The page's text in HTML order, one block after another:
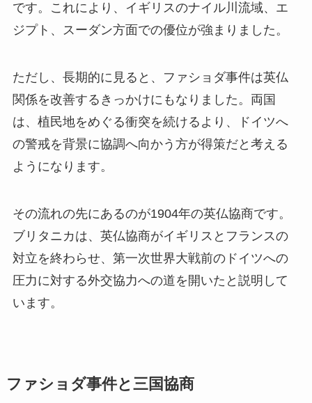
です。これにより、イギリスのナイル川流域、エ
ジプト、スーダン方面での優位が強まりました。
ただし、長期的に見ると、ファショダ事件は英仏
関係を改善するきっかけにもなりました。両国
は、植民地をめぐる衝突を続けるより、ドイツへ
の警戒を背景に協調へ向かう方が得策だと考える
ようになります。
その流れの先にあるのが1904年の英仏協商です。
ブリタニカは、英仏協商がイギリスとフランスの
対立を終わらせ、第一次世界大戦前のドイツへの
圧力に対する外交協力への道を開いたと説明して
います。
ファショダ事件と三国協商